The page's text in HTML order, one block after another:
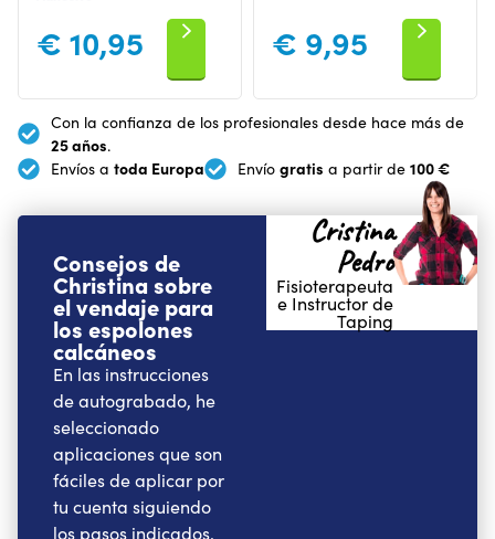
€ 10,95 € 9,95
Con la confianza de los profesionales desde hace más de
25 años.
Envíos a toda Europa Envío gratis a partir de 100 €
Consejos de
Christina sobre
el vendaje para
los espolones
calcáneos
En las instrucciones
de autograbado, he
seleccionado
aplicaciones que son
fáciles de aplicar por
tu cuenta siguiendo
los pasos indicados.
Cristina
Pedro
Fisioterapeuta
e Instructor de
Taping